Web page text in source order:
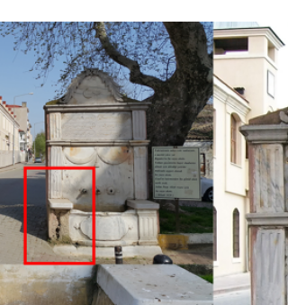
Yakın zamanlarda tarafımıza ulaşan bazı
fotoğraflarda, Antik Roma Dönemi’ne ait
Kurşunlugerme Su Kemeri üzerinde, define
arama amacıyla yapılmış "karot" delikleri ve
ağır tahribat izleri tespit edilmiştir.